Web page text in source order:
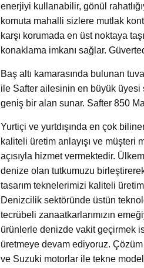
enerjiyi kullanabilir, gönül
komuta mahalli sizlere mutlak
karşı korumada en üst noktaya
konaklama imkanı sağlar.
Baş altı kamarasında bulunan
ile Safter ailesinin en büyük
geniş bir alan sunar. Safter 850
Yurtiçi ve yurtdışında en çok
kaliteli üretim anlayışı ve müşteri
açısıyla hizmet vermektedir.
denize olan tutkumuzu
tasarım teknelerimizi kaliteli
Denizcilik sektöründe üstün
tecrübeli zanaatkarlarımızın
ürünlerle denizde vakit geçirmek
üretmeye devam ediyoruz. Çözüm
ve Suzuki motorlar ile tekne